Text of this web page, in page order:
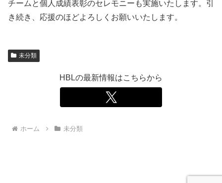
チームと個人成績表彰のセレモニーも実施いたします。引
き続き、応援のほどよろしくお願いいたします。
未分類
HBLの最新情報はこちらから
ホーム 未分類